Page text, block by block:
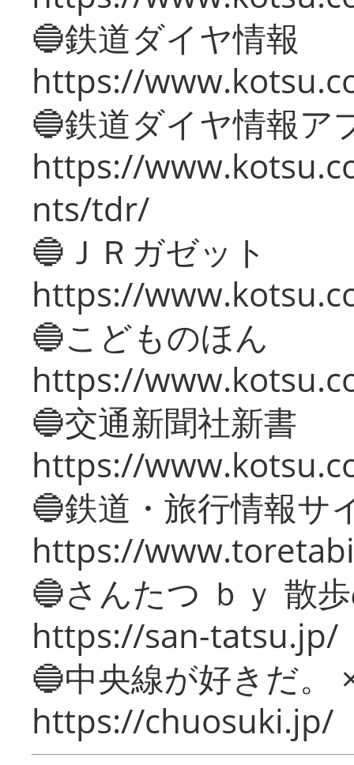
🔵鉄道ダイヤ情報
https://
🔵鉄道ダイヤ情報ア
https://
nts/tdr/
🔵ＪＲガゼット
https://
🔵こどものほん
https://
🔵交通新聞社新書
https://
🔵鉄道・旅行情報サ
https://
🔵さんたつ ｂｙ 散
https://san-tatsu.jp/
🔵中央線が好きだ。
https://chuosuki.jp/